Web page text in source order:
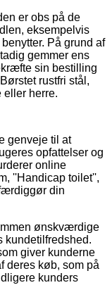
er obs på de
eksempelvis
På grund af
gemmer ens
sin bestilling
rustfri stål,
eller herre.
genveje til at
opfattelser og
online
''Handicap toilet'',
din
ønskværdige
kundetilfredshed.
giver kunderne
deres køb, som på
kunders